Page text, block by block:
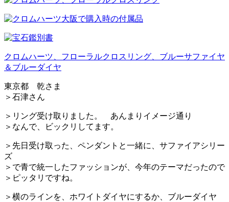
クロムハーツ、フローラルクロスリング、ブルーサファイヤ
＆ブルーダイヤ
東京都 乾さま
＞石津さん
＞リング受け取りました。 あんまりイメージ通り
＞なんで、ビックリしてます。
＞先日受け取った、ペンダントと一緒に、サファイアシリー
ズ
＞で青で統一したファッションが、今年のテーマだったので
＞ピッタリですね。
＞横のラインを、ホワイトダイヤにするか、ブルーダイヤ